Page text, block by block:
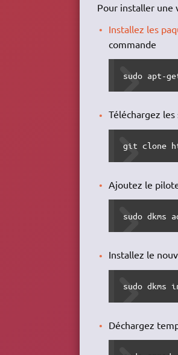
Pour installer une
Installez les
commande
sudo apt-
Téléchargez
git clone
Ajoutez le
sudo dkms
Installez le
sudo dkms
Déchargez